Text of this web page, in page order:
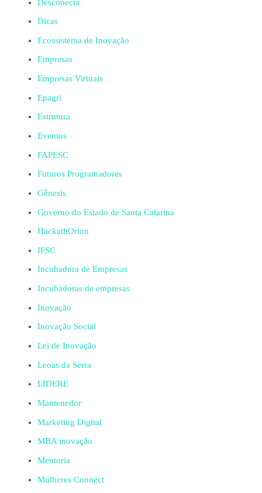
Desconecta
Dicas
Ecossistema de Inovação
Empresas
Empresas Virtuais
Epagri
Estrutura
Eventos
FAPESC
Futuros Programadores
Gênesis
Governo do Estado de Santa Catarina
HackathOrion
IFSC
Incubadora de Empresas
Incubadoras de empresas
Inovação
Inovação Social
Lei de Inovação
Leoas da Serra
LIDERE
Mantenedor
Marketing Digital
MBA inovação
Mentoria
Mulheres Connect